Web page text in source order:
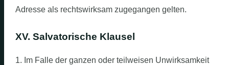
Adresse als rechtswirksam zugegangen gelten.
XV. Salvatorische Klausel
1. Im Falle der ganzen oder teilweisen Unwirksamkeit